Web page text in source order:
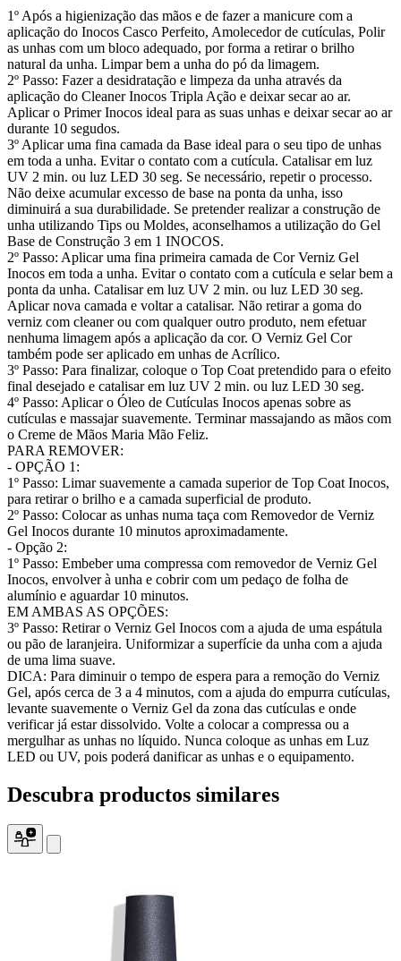
1º Após a higienização das mãos e de fazer a manicure com a
aplicação do Inocos Casco Perfeito, Amolecedor de cutículas, Polir
as unhas com um bloco adequado, por forma a retirar o brilho
natural da unha. Limpar bem a unha do pó da limagem.
2º Passo: Fazer a desidratação e limpeza da unha através da
aplicação do Cleaner Inocos Tripla Ação e deixar secar ao ar.
Aplicar o Primer Inocos ideal para as suas unhas e deixar secar ao ar
durante 10 segudos.
3º Aplicar uma fina camada da Base ideal para o seu tipo de unhas
em toda a unha. Evitar o contato com a cutícula. Catalisar em luz
UV 2 min. ou luz LED 30 seg. Se necessário, repetir o processo.
Não deixe acumular excesso de base na ponta da unha, isso
diminuirá a sua durabilidade. Se pretender realizar a construção de
unha utilizando Tips ou Moldes, aconselhamos a utilização do Gel
Base de Construção 3 em 1 INOCOS.
2º Passo: Aplicar uma fina primeira camada de Cor Verniz Gel
Inocos em toda a unha. Evitar o contato com a cutícula e selar bem a
ponta da unha. Catalisar em luz UV 2 min. ou luz LED 30 seg.
Aplicar nova camada e voltar a catalisar. Não retirar a goma do
verniz com cleaner ou com qualquer outro produto, nem efetuar
nenhuma limagem após a aplicação da cor. O Verniz Gel Cor
também pode ser aplicado em unhas de Acrílico.
3º Passo: Para finalizar, coloque o Top Coat pretendido para o efeito
final desejado e catalisar em luz UV 2 min. ou luz LED 30 seg.
4º Passo: Aplicar o Óleo de Cutículas Inocos apenas sobre as
cutículas e massajar suavemente. Terminar massajando as mãos com
o Creme de Mãos Maria Mão Feliz.
PARA REMOVER:
- OPÇÃO 1:
1º Passo: Limar suavemente a camada superior de Top Coat Inocos,
para retirar o brilho e a camada superficial de produto.
2º Passo: Colocar as unhas numa taça com Removedor de Verniz
Gel Inocos durante 10 minutos aproximadamente.
- Opção 2:
1º Passo: Embeber uma compressa com removedor de Verniz Gel
Inocos, envolver à unha e cobrir com um pedaço de folha de
alumínio e aguardar 10 minutos.
EM AMBAS AS OPÇÕES:
3º Passo: Retirar o Verniz Gel Inocos com a ajuda de uma espátula
ou pão de laranjeira. Uniformizar a superfície da unha com a ajuda
de uma lima suave.
DICA: Para diminuir o tempo de espera para a remoção do Verniz
Gel, após cerca de 3 a 4 minutos, com a ajuda do empurra cutículas,
levante suavemente o Verniz Gel da zona das cutículas e onde
verificar já estar dissolvido. Volte a colocar a compressa ou a
mergulhar as unhas no líquido. Nunca coloque as unhas em Luz
LED ou UV, pois poderá danificar as unhas e o equipamento.
Descubra productos similares